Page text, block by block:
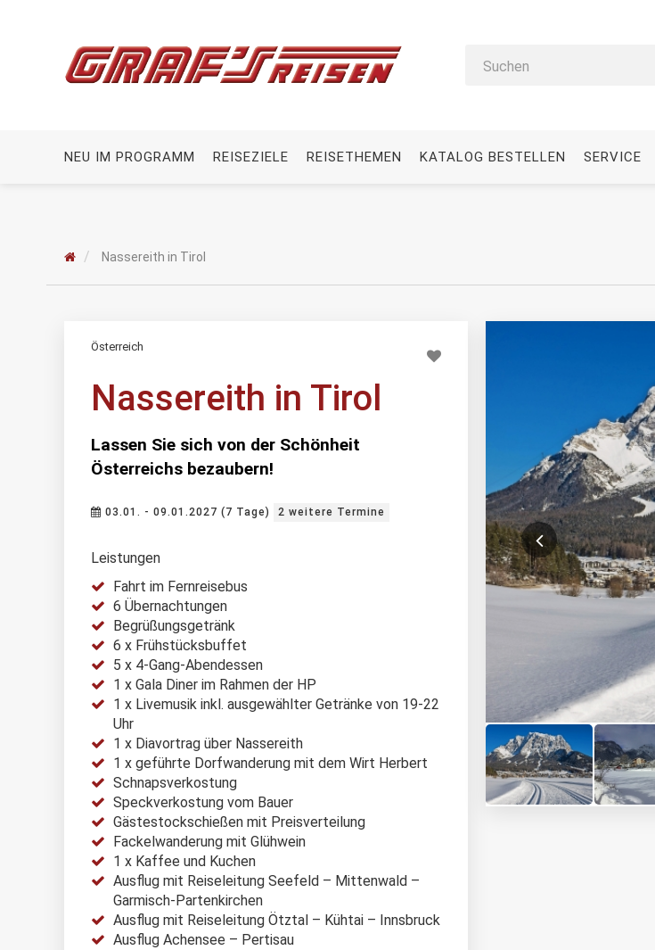
NEU IM PROGRAMM REISEZIELE REISETHEMEN KATALOG BESTELLEN SERVICE
Nassereith in Tirol
Österreich
Nassereith in Tirol
Lassen Sie sich von der Schönheit
Österreichs bezaubern!
03.01. - 09.01.2027 (7 Tage) 2 weitere Termine
Leistungen
Fahrt im Fernreisebus
6 Übernachtungen
Begrüßungsgetränk
6 x Frühstücksbuffet
5 x 4-Gang-Abendessen
1 x Gala Diner im Rahmen der HP
1 x Livemusik inkl. ausgewählter Getränke von 19-22
Uhr
1 x Diavortrag über Nassereith
1 x geführte Dorfwanderung mit dem Wirt Herbert
Schnapsverkostung
Speckverkostung vom Bauer
Gästestockschießen mit Preisverteilung
Fackelwanderung mit Glühwein
1 x Kaffee und Kuchen
Ausflug mit Reiseleitung Seefeld – Mittenwald –
Garmisch-Partenkirchen
Ausflug mit Reiseleitung Ötztal – Kühtai – Innsbruck
Ausflug Achensee – Pertisau